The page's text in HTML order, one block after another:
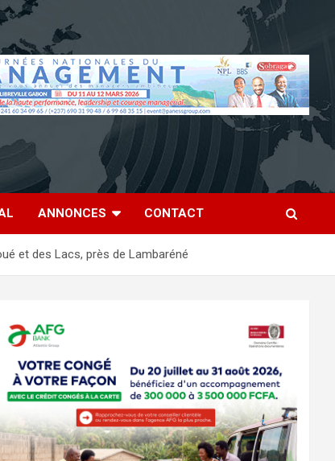
ANNONCES CONTACT
et des Lacs, près de Lambaréné